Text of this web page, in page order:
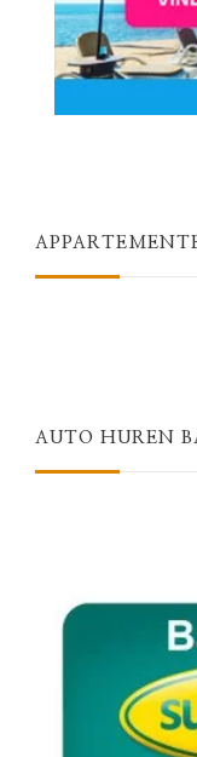
AUTO HUREN